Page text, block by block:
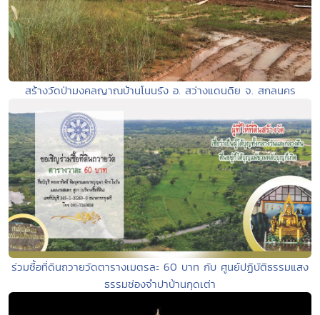
สร้างวัดป่ามงคลญาณบ้านโนนรัง อ. สว่างแดนดิย จ. สกลนคร
ร่วมซื้อที่ดินถวายวัดตารางเมตรละ 60 บาท กับ ศูนย์ปฏิบัติธรรมแสง
ธรรมช่องจำปาบ้านกุดเต่า